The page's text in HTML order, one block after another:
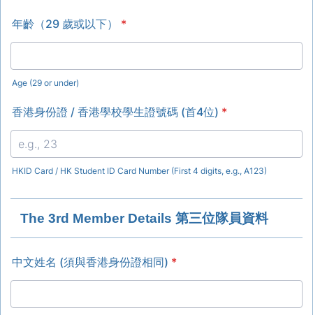
年齡（29 歲或以下） *
Age (29 or under)
香港身份證 / 香港學校學生證號碼 (首4位) *
HKID Card / HK Student ID Card Number (First 4 digits, e.g., A123)
The 3rd Member Details 第三位隊員資料
中文姓名 (須與香港身份證相同) *